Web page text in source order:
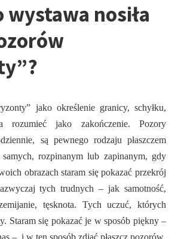
wystawa nosiła
jako określenie granicy, schyłku,
rozumieć jako zakończenie. Pozory
są pewnego rodzaju płaszczem
samych, rozpinanym lub zapinanym, gdy
obrazach staram się pokazać przekrój
tych trudnych – jak samotność,
tęsknota. Tych uczuć, których
Staram się pokazać je w sposób piękny –
– i w ten sposób zdjąć płaszcz pozorów.